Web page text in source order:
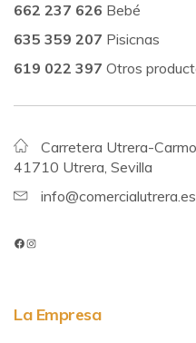
662 237 626 Bebé
635 359 207 Pisicnas
619 022 397 Otros
Carretera Utrera-
41710 Utrera, Sevilla
info@comercialutrera.es
La Empresa